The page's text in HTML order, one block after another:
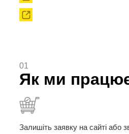
01
Як ми
Залишіть заявку на сайті або